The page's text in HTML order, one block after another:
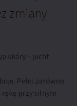
zmiany
skóry – jucht
Pełni zarówno
przy silnym